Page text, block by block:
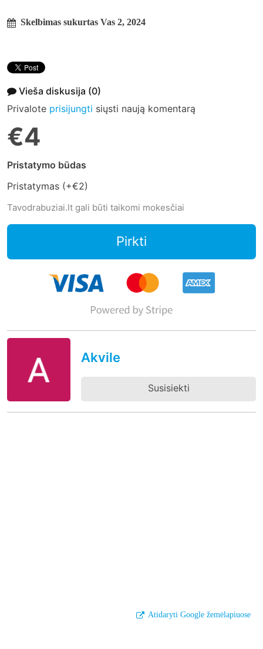
Skelbimas sukurtas Vas 2, 2024
Vieša diskusija (0)
Privalote prisijungti siųsti naują komentarą
€4
Pristatymo būdas
Pristatymas (+€2)
Tavodrabuziai.lt gali būti taikomi mokesčiai
Pirkti
Akvile
Susisiekti
Atidaryti Google žemėlapiuose